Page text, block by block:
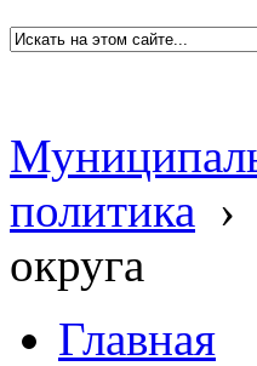
политика ›
округа
Главная